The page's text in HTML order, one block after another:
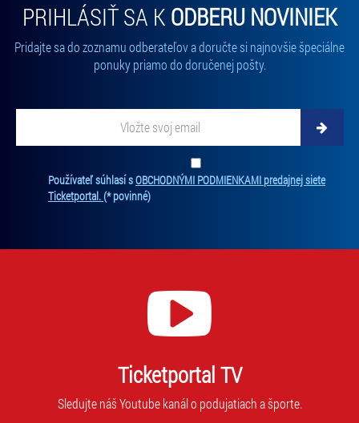
PRIHLÁSIŤ SA K ODBERU NOVINIEK
Pridajte sa do zoznamu odberateľov a doručte si najnovšie špeciálne
ponuky priamo do doručenej pošty.
Používateľ súhlasí sOBCHODNÝMI PODMIENKAMI predajnej siete
Ticketportal.(* povinné)
Ticketportal TV
Sledujte náš Youtube kanál o podujatiach a športe.